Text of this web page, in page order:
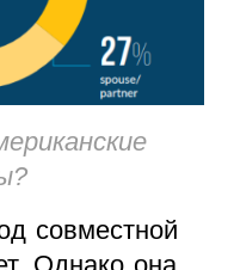
совместной